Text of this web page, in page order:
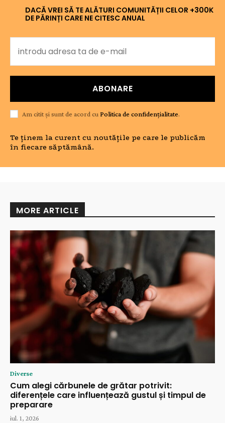
DACĂ VREI SĂ TE ALĂTURI COMUNITĂȚII CELOR +300K
DE PĂRINȚI CARE NE CITESC ANUAL
ABONARE
Am citit și sunt de acord cu Politica de confidențialitate.
Te ținem la curent cu noutățile pe care le publicăm
în fiecare săptămână.
MORE ARTICLE
Diverse
Cum alegi cărbunele de grătar potrivit:
diferențele care influențează gustul și timpul de
preparare
iul. 1, 2026